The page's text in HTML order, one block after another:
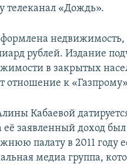
телеканал «Дождь».
рублей. Издание
в закрытых
отношение к
Кабаевой
заявленный доход был
палату в 2011 году
медиа группа,